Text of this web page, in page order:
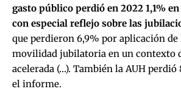
gasto público perdió en 2022 1,1%
con especial reflejo sobre las
que perdieron 6,9% por aplicación
movilidad jubilatoria en un contexto
acelerada (…). También la AUH perdió
el informe.